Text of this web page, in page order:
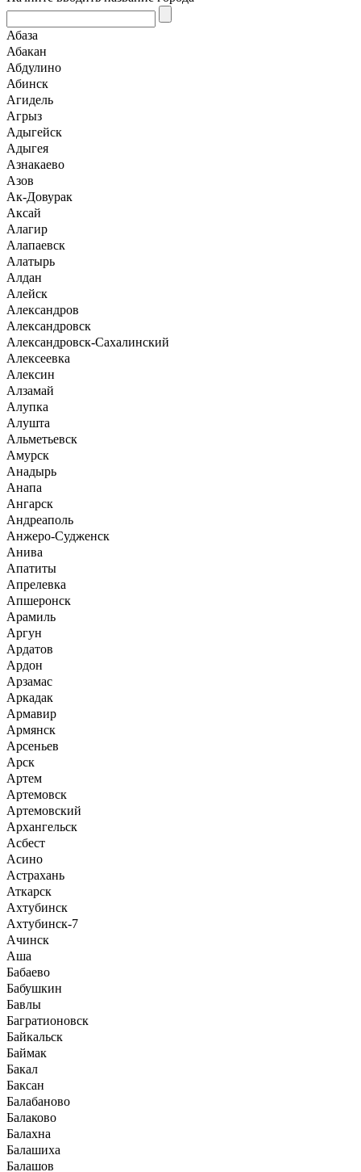
Абаза
Абакан
Абдулино
Абинск
Агидель
Агрыз
Адыгейск
Адыгея
Азнакаево
Азов
Ак-Довурак
Аксай
Алагир
Алапаевск
Алатырь
Алдан
Алейск
Александров
Александровск
Александровск-Сахалинский
Алексеевка
Алексин
Алзамай
Алупка
Алушта
Альметьевск
Амурск
Анадырь
Анапа
Ангарск
Андреаполь
Анжеро-Судженск
Анива
Апатиты
Апрелевка
Апшеронск
Арамиль
Аргун
Ардатов
Ардон
Арзамас
Аркадак
Армавир
Армянск
Арсеньев
Арск
Артем
Артемовск
Артемовский
Архангельск
Асбест
Асино
Астрахань
Аткарск
Ахтубинск
Ахтубинск-7
Ачинск
Аша
Бабаево
Бабушкин
Бавлы
Багратионовск
Байкальск
Баймак
Бакал
Баксан
Балабаново
Балаково
Балахна
Балашиха
Балашов